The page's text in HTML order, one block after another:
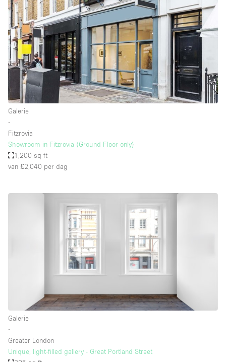
Galerie
∙
Fitzrovia
Showroom in Fitzrovia (Ground Floor only)
1,200 sq ft
van £2,040 per dag
Galerie
∙
Greater London
Unique, light-filled gallery - Great Portland Street